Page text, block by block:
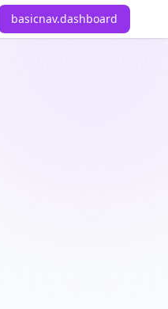
basicnav.dashboard